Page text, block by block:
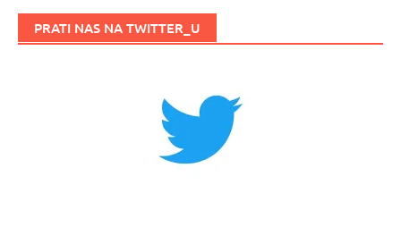
PRATI NAS NA TWITTER_U